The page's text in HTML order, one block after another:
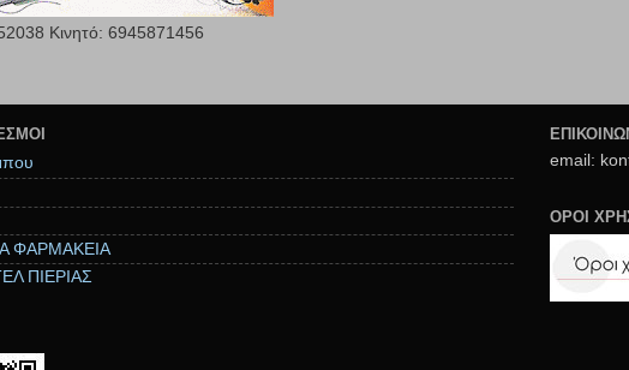
Κινητό: 6945871456
ΦΑΡΜΑΚΕΙΑ
ΠΙΕΡΙΑΣ
email:
ΟΡΟΙ